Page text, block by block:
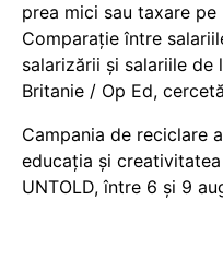
prea mici sau taxare pe
Comparație între
salarizării și salariile de
Britanie / Op Ed,
Campania de reciclare
educația și
UNTOLD, între 6 și 9